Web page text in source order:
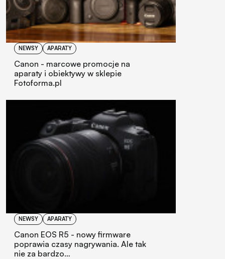
NEWSY APARATY
Canon - marcowe promocje na
aparaty i obiektywy w sklepie
Fotoforma.pl
NEWSY APARATY
Canon EOS R5 - nowy firmware
poprawia czasy nagrywania. Ale tak
nie za bardzo…